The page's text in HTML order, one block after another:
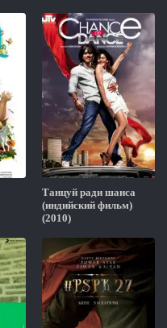
Танцуй ради шанса
(индийский фильм)
(2010)